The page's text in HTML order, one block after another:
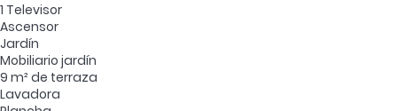
1 Televisor
Ascensor
Jardín
Mobiliario jardín
9 m² de terraza
Lavadora